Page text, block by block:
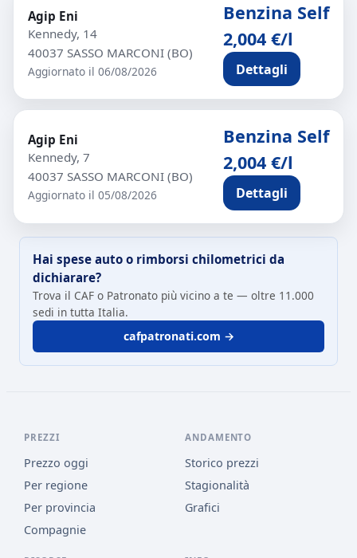
Agip Eni
Kennedy, 14
40037 SASSO MARCONI (BO)
Aggiornato il 06/08/2026
Benzina Self
2,004 €/l
Dettagli
Agip Eni
Kennedy, 7
40037 SASSO MARCONI (BO)
Aggiornato il 05/08/2026
Benzina Self
2,004 €/l
Dettagli
Hai spese auto o rimborsi chilometrici da
dichiarare?
Trova il CAF o Patronato più vicino a te — oltre 11.000
sedi in tutta Italia.
cafpatronati.com →
PREZZI
Prezzo oggi
Per regione
Per provincia
Compagnie
ANDAMENTO
Storico prezzi
Stagionalità
Grafici